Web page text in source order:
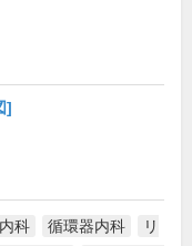
]
科 循環器内科
リ